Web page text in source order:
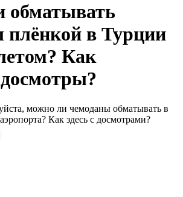
плёнкой в Турции
Как
можно ли чемоданы обматывать в
Как здесь с досмотрами?